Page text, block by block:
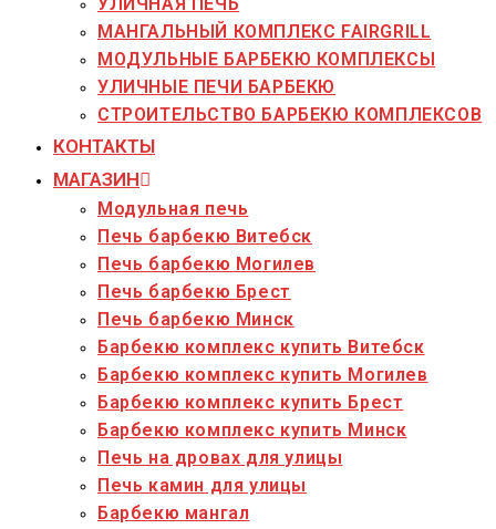
МАНГАЛЬНЫЙ КОМПЛЕКС FAIRGRILL
МОДУЛЬНЫЕ БАРБЕКЮ КОМПЛЕКСЫ
УЛИЧНЫЕ ПЕЧИ БАРБЕКЮ
СТРОИТЕЛЬСТВО БАРБЕКЮ КОМПЛЕКСОВ
КОНТАКТЫ
МАГАЗИН
Модульная печь
Печь барбекю Витебск
Печь барбекю Могилев
Печь барбекю Брест
Печь барбекю Минск
Барбекю комплекс купить Витебск
Барбекю комплекс купить Могилев
Барбекю комплекс купить Брест
Барбекю комплекс купить Минск
Печь на дровах для улицы
Печь камин для улицы
Барбекю мангал